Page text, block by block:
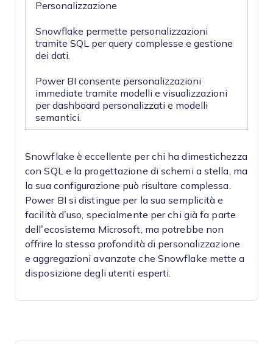
Personalizzazione
Snowflake permette personalizzazioni
tramite SQL per query complesse e gestione
dei dati.
Power BI consente personalizzazioni
immediate tramite modelli e visualizzazioni
per dashboard personalizzati e modelli
semantici.
Snowflake è eccellente per chi ha dimestichezza
con SQL e la progettazione di schemi a stella, ma
la sua configurazione può risultare complessa.
Power BI si distingue per la sua semplicità e
facilità d’uso, specialmente per chi già fa parte
dell’ecosistema Microsoft, ma potrebbe non
offrire la stessa profondità di personalizzazione
e aggregazioni avanzate che Snowflake mette a
disposizione degli utenti esperti.